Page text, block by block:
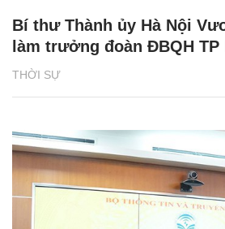
THỜI SỰ
Bí thư Thành ủy Hà Nội
làm trưởng đoàn ĐBQH TP